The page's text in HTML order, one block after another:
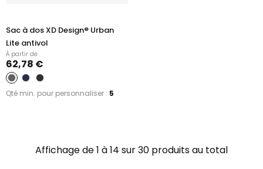
Sac à dos XD Design® Urban
Lite antivol
À partir de
62,78 €
Qté min. pour personnaliser : 5
Affichage de 1 à 14 sur 30 produits au total